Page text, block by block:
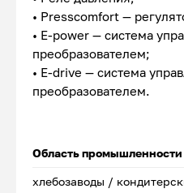
• Presscomfort —
• E-power — система
преобразователем;
• E-drive — система
преобразователем.
Область промышленности
хлебозаводы /